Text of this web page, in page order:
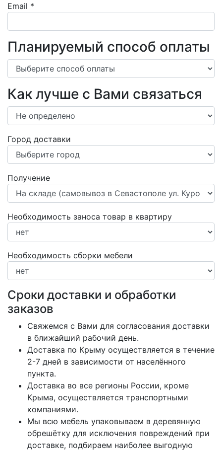
Email *
Планируемый способ оплаты
Как лучше с Вами связаться
Город доставки
Получение
Необходимость заноса товар в квартиру
Необходимость сборки мебели
Сроки доставки и обработки
заказов
Свяжемся с Вами для согласования доставки
в ближайший рабочий день.
Доставка по Крыму осуществляется в течение
2-7 дней в зависимости от населённого
пункта.
Доставка во все регионы России, кроме
Крыма, осуществляется транспортными
компаниями.
Мы всю мебель упаковываем в деревянную
обрешётку для исключения повреждений при
доставке, подбираем наиболее выгодную